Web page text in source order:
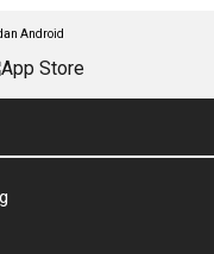
Android